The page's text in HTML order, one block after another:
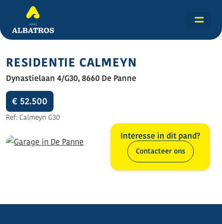
RESIDENTIE CALMEYN
Dynastielaan 4/G30, 8660 De Panne
€ 52.500
Ref: Calmeyn G30
Alle foto's (3)
Interesse in dit pand?
Contacteer ons